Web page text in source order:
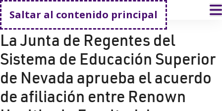
Saltar al contenido principal
Volver a casa
University of Nevada, Reno
La Junta de Regentes del
Sistema de Educación Superior
de Nevada aprueba el acuerdo
de afiliación entre Renown